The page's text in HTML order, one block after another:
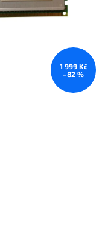
1 999 Kč
–82 %